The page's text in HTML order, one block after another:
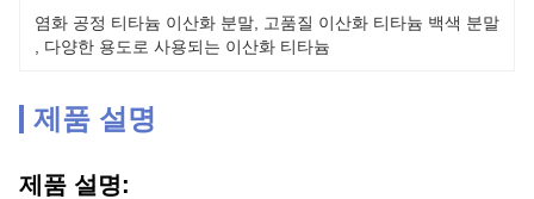
염화 공정 티타늄 이산화 분말
고품질 이산화 티타늄 백색 분말
다양한 용도로 사용되는 이산화 티타늄
제품 설명
제품 설명: